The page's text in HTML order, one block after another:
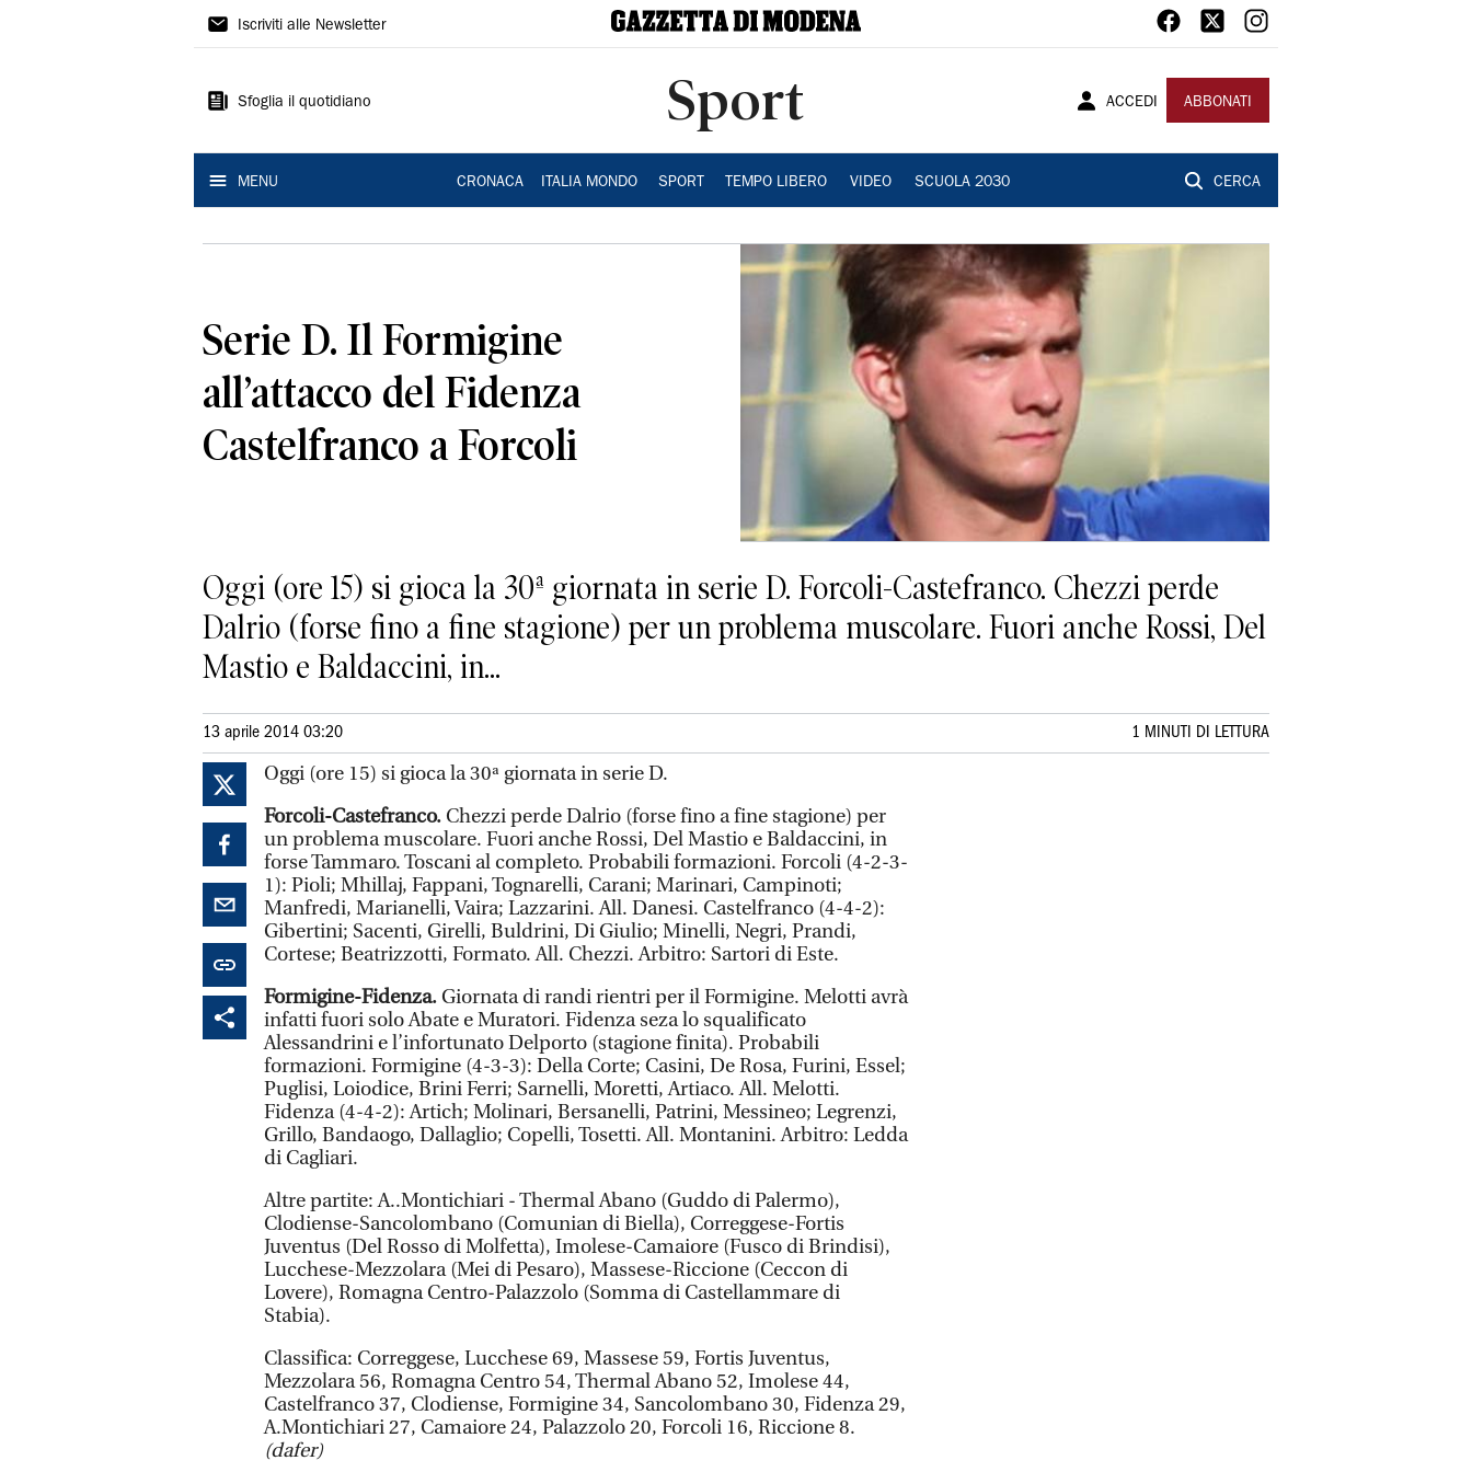
Gazzetta
Modena
Iscriviti alle Newsletter
Sfoglia il quotidiano Sport ACCEDI ABBONATI
MENU CRONACA ITALIA MONDO SPORT TEMPO LIBERO VIDEO SCUOLA 2030 CERCA
Serie D. Il Formigine
all’attacco del Fidenza
Castelfranco a Forcoli
Oggi (ore 15) si gioca la 30ª giornata in serie D. Forcoli-Castefranco. Chezzi perde
Dalrio (forse fino a fine stagione) per un problema muscolare. Fuori anche Rossi, Del
Mastio e Baldaccini, in...
13 aprile 2014 03:20 1 MINUTI DI LETTURA
Oggi (ore 15) si gioca la 30ª giornata in serie D.
Forcoli-Castefranco. Chezzi perde Dalrio (forse fino a fine stagione) per
un problema muscolare. Fuori anche Rossi, Del Mastio e Baldaccini, in
forse Tammaro. Toscani al completo. Probabili formazioni. Forcoli (4-2-3-
1): Pioli; Mhillaj, Fappani, Tognarelli, Carani; Marinari, Campinoti;
Manfredi, Marianelli, Vaira; Lazzarini. All. Danesi. Castelfranco (4-4-2):
Gibertini; Sacenti, Girelli, Buldrini, Di Giulio; Minelli, Negri, Prandi,
Cortese; Beatrizzotti, Formato. All. Chezzi. Arbitro: Sartori di Este.
Formigine-Fidenza.Giornata di randi rientri per il Formigine. Melotti avrà
infatti fuori solo Abate e Muratori. Fidenza seza lo squalificato
Alessandrini e l’infortunato Delporto (stagione finita). Probabili
formazioni. Formigine (4-3-3): Della Corte; Casini, De Rosa, Furini, Essel;
Puglisi, Loiodice, Brini Ferri; Sarnelli, Moretti, Artiaco. All. Melotti.
Fidenza (4-4-2): Artich; Molinari, Bersanelli, Patrini, Messineo; Legrenzi,
Grillo, Bandaogo, Dallaglio; Copelli, Tosetti. All. Montanini. Arbitro: Ledda
di Cagliari.
Altre partite: A..Montichiari - Thermal Abano (Guddo di Palermo),
Clodiense-Sancolombano (Comunian di Biella), Correggese-Fortis
Juventus (Del Rosso di Molfetta), Imolese-Camaiore (Fusco di Brindisi),
Lucchese-Mezzolara (Mei di Pesaro), Massese-Riccione (Ceccon di
Lovere), Romagna Centro-Palazzolo (Somma di Castellammare di
Stabia).
Classifica: Correggese, Lucchese 69, Massese 59, Fortis Juventus,
Mezzolara 56, Romagna Centro 54, Thermal Abano 52, Imolese 44,
Castelfranco 37, Clodiense, Formigine 34, Sancolombano 30, Fidenza 29,
A.Montichiari 27, Camaiore 24, Palazzolo 20, Forcoli 16, Riccione 8.
(dafer)